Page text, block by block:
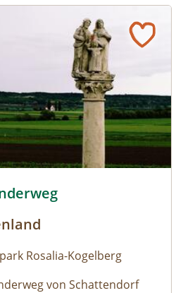
der Schuhmühle.
Mühle und des
und
aus dem Naturpark
möglich; Führungen
Rosalia-Kogelberg
von Schattendorf